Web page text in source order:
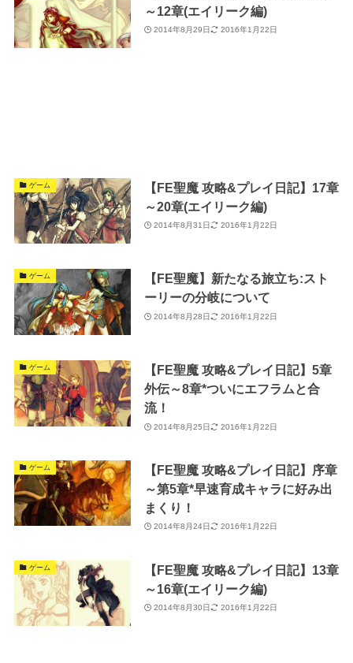
～12章(エイリーク編)
2014年8月29日 2016年1月22日
ゲーム
【FE聖魔 攻略&プレイ日記】17章
～20章(エイリーク編)
2014年8月31日 2016年1月22日
ゲーム
【FE聖魔】新たなる旅立ち:スト
ーリーの分岐について
2014年8月28日 2016年1月22日
ゲーム
【FE聖魔 攻略&プレイ日記】5章
外伝～8章*ついにエフラムと合
流！
2014年8月25日 2016年1月22日
ゲーム
【FE聖魔 攻略&プレイ日記】序章
～第5章*早速育成キャラに好み出
まくり！
2014年8月24日 2016年1月22日
ゲーム
【FE聖魔 攻略&プレイ日記】13章
～16章(エイリーク編)
2014年8月30日 2016年1月22日